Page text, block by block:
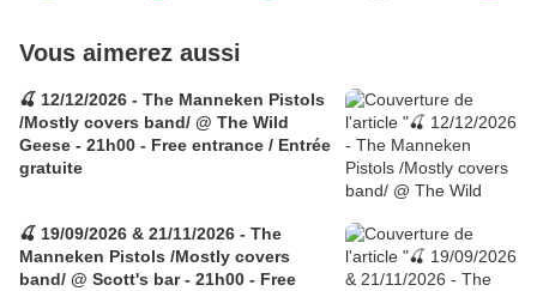
Vous aimerez aussi
🍒 12/12/2026 - The Manneken Pistols
/Mostly covers band/ @ The Wild
Geese - 21h00 - Free entrance / Entrée
gratuite
🍒 19/09/2026 & 21/11/2026 - The
Manneken Pistols /Mostly covers
band/ @ Scott's bar - 21h00 - Free